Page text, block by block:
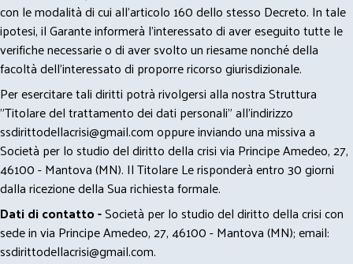
con le modalità di cui all’articolo 160 dello stesso Decreto. In tale
ipotesi, il Garante informerà l’interessato di aver eseguito tutte le
verifiche necessarie o di aver svolto un riesame nonché della
facoltà dell’interessato di proporre ricorso giurisdizionale.
Per esercitare tali diritti potrà rivolgersi alla nostra Struttura
"Titolare del trattamento dei dati personali" all'indirizzo
ssdirittodellacrisi@gmail.comoppure inviando una missiva a
Società per lo studio del diritto della crisi via Principe Amedeo, 27,
46100 - Mantova (MN). Il Titolare Le risponderà entro 30 giorni
dalla ricezione della Sua richiesta formale.
Dati di contatto -Società per lo studio del diritto della crisi con
sede in via Principe Amedeo, 27, 46100 - Mantova (MN); email:
ssdirittodellacrisi@gmail.com.